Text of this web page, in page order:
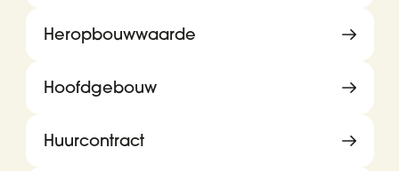
Heropbouwwaarde
Hoofdgebouw
Huurcontract